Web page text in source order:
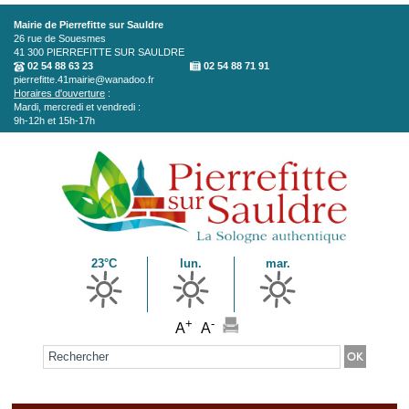
Aller au contenu principal
Mairie de Pierrefitte sur Sauldre
26 rue de Souesmes
41 300 PIERREFITTE SUR SAULDRE
02 54 88 63 23
02 54 88 71 91
pierrefitte.41mairie@wanadoo.fr
Horaires d'ouverture :
Mardi, mercredi et vendredi :
9h-12h et 15h-17h
23°C lun. mar.
A+ A-
Formulaire de recherche